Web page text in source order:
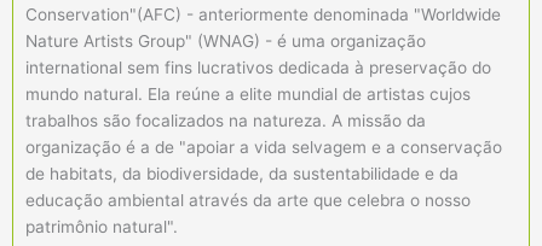
Conservation"(AFC) - anteriormente denominada "Worldwide
Nature Artists Group" (WNAG) - é uma organização
international sem fins lucrativos dedicada à preservação do
mundo natural. Ela reúne a elite mundial de artistas cujos
trabalhos são focalizados na natureza. A missão da
organização é a de "apoiar a vida selvagem e a conservação
de habitats, da biodiversidade, da sustentabilidade e da
educação ambiental através da arte que celebra o nosso
patrimônio natural".